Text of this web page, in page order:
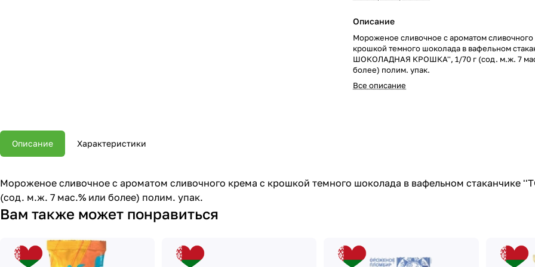
Описание
Мороженое сливочное с ароматом сливочного
крошкой темного шоколада в вафельном
ШОКОЛАДНАЯ КРОШКА'', 1/70 г (сод. м.ж. 7
более) полим. упак.
Все описание
Описание Характеристики
Мороженое сливочное с ароматом сливочного крема с крошкой темного шоколада в вафельном
(сод. м.ж. 7 мас.% или более) полим. упак.
Вам также может понравиться